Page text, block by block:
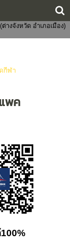
าน มีทั้งชายและหญิง
ดส่งถึงที่ จัดหาสินค้าให้
างจังหวัด อำเภอเมือง)
กีฬา
พค